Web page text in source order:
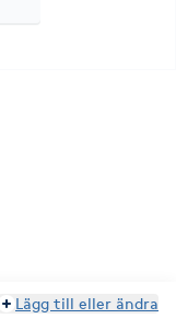
Lägg till eller ändra